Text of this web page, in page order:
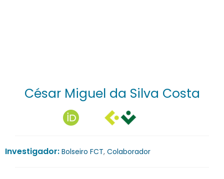
César Miguel da Silva Costa
Investigador: Bolseiro FCT, Colaborador